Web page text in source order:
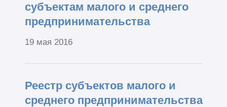
субъектам малого и среднего
предпринимательства
19 мая 2016
Реестр субъектов малого и
среднего предпринимательства